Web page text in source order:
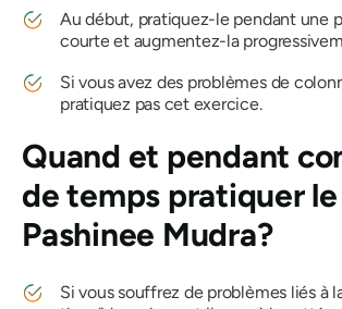
Au début, pratiquez-le pendant une
courte et augmentez-la
Si vous avez des problèmes de
pratiquez pas cet exercice.
Quand et pendant
de temps pratiquerle
Pashinee Mudra?
Si vous souffrez de problèmes liés à